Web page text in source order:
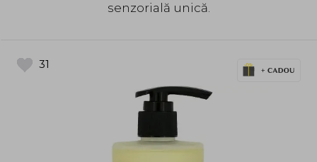
senzorială unică.
31